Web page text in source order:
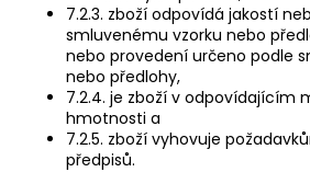
7.2.3. zboží odpovídá jakostí
smluvenému vzorku nebo
nebo provedení určeno podle
nebo předlohy,
7.2.4. je zboží v odpovídajícím
hmotnosti a
7.2.5. zboží vyhovuje
předpisů.